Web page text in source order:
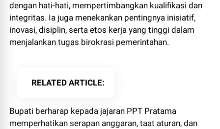
dengan hati-hati, mempertimbangkan kualifikasi dan
integritas. Ia juga menekankan pentingnya inisiatif,
inovasi, disiplin, serta etos kerja yang tinggi dalam
menjalankan tugas birokrasi pemerintahan.
RELATED ARTICLE
Bupati berharap kepada jajaran PPT Pratama
memperhatikan serapan anggaran, taat aturan, dan